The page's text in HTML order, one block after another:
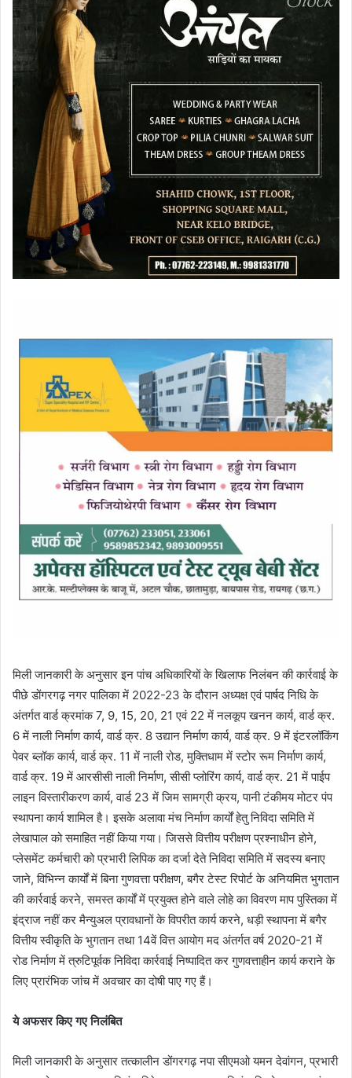
मिली जानकारी के अनुसार इन पांच अधिकारियों के खिलाफ निलंबन की कार्रवाई के
पीछे डोंगरगढ़ नगर पालिका में 2022-23 के दौरान अध्यक्ष एवं पार्षद निधि के
अंतर्गत वार्ड क्रमांक 7, 9, 15, 20, 21 एवं 22 में नलकूप खनन कार्य, वार्ड क्र.
6 में नाली निर्माण कार्य, वार्ड क्र. 8 उद्यान निर्माण कार्य, वार्ड क्र. 9 में इंटरलॉकिंग
पेवर ब्लॉक कार्य, वार्ड क्र. 11 में नाली रोड, मुक्तिधाम में स्टोर रूम निर्माण कार्य,
वार्ड क्र. 19 में आरसीसी नाली निर्माण, सीसी प्लोरिंग कार्य, वार्ड क्र. 21 में पाईप
लाइन विस्तारीकरण कार्य, वार्ड 23 में जिम सामग्री क्रय, पानी टंकीमय मोटर पंप
स्थापना कार्य शामिल है। इसके अलावा मंच निर्माण कार्यों हेतु निविदा समिति में
लेखापाल को समाहित नहीं किया गया। जिससे वित्तीय परीक्षण प्रश्नाधीन होने,
प्लेसमेंट कर्मचारी को प्रभारी लिपिक का दर्जा देते निविदा समिति में सदस्य बनाए
जाने, विभिन्न कार्यों में बिना गुणवत्ता परीक्षण, बगैर टेस्ट रिपोर्ट के अनियमित भुगतान
की कार्रवाई करने, समस्त कार्यों में प्रयुक्त होने वाले लोहे का विवरण माप पुस्तिका में
इंद्राज नहीं कर मैन्युअल प्रावधानों के विपरीत कार्य करने, धड़ी स्थापना में बगैर
वित्तीय स्वीकृति के भुगतान तथा 14वें वित्त आयोग मद अंतर्गत वर्ष 2020-21 में
रोड निर्माण में त्रुटिपूर्वक निविदा कार्रवाई निष्पादित कर गुणवत्ताहीन कार्य कराने के
लिए प्रारंभिक जांच में अवचार का दोषी पाए गए हैं।
ये अफसर किए गए निलंबित
मिली जानकारी के अनुसार तत्कालीन डोंगरगढ़ नपा सीएमओ यमन देवांगन, प्रभारी